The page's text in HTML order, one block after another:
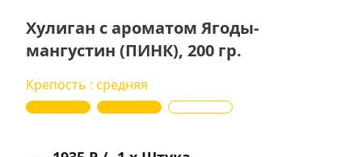
Хулиган с ароматом Ягоды-
мангустин (ПИНК), 200 гр.
Крепость : средняя